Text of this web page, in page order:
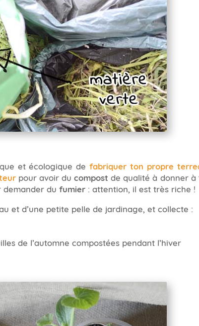
et écologique defabriquer ton propre
pour avoir ducompost de qualité à donner à
demander dufumier : attention, il est très riche !
et d’une petite pelle de jardinage, et collecte :
de l’automne compostées pendant l’hiver